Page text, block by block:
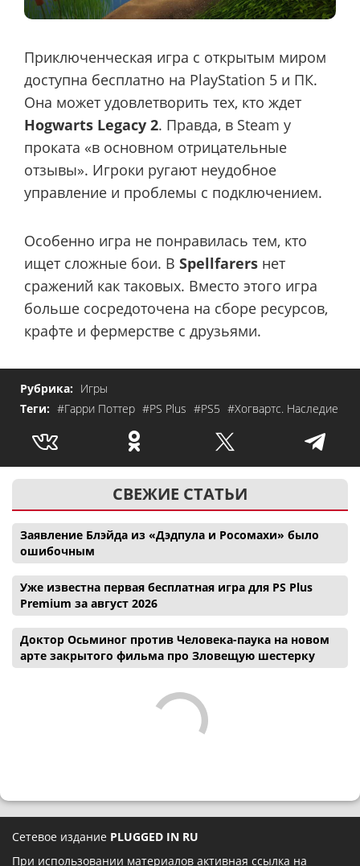
Приключенческая игра с открытым миром
доступна бесплатно на PlayStation 5 и ПК.
Она может удовлетворить тех, кто ждет
Hogwarts Legacy 2. Правда, в Steam у
проката «в основном отрицательные
отзывы». Игроки ругают неудобное
управление и проблемы с подключением.
Особенно игра не понравилась тем, кто
ищет сложные бои. В Spellfarers нет
сражений как таковых. Вместо этого игра
больше сосредоточена на сборе ресурсов,
крафте и фермерстве с друзьями.
Рубрика: Игры
Теги: #Гарри Поттер #PS Plus #PS5 #Хогвартс. Наследие
СВЕЖИЕ СТАТЬИ
Заявление Блэйда из «Дэдпула и Росомахи» было
ошибочным
Уже известна первая бесплатная игра для PS Plus
Premium за август 2026
Доктор Осьминог против Человека-паука на новом
арте закрытого фильма про Зловещую шестерку
Сетевое издание PLUGGED IN RU
При использовании материалов активная ссылка на